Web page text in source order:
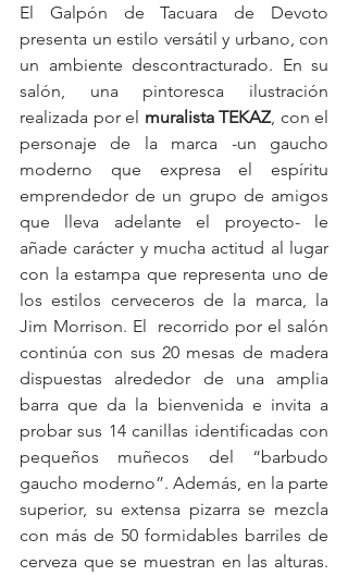
El Galpón de Tacuara de Devoto
presenta un estilo versátil y urbano, con
un ambiente descontracturado. En su
salón, una pintoresca ilustración
realizada por el muralista TEKAZ, con el
personaje de la marca -un gaucho
moderno que expresa el espíritu
emprendedor de un grupo de amigos
que lleva adelante el proyecto- le
añade carácter y mucha actitud al lugar
con la estampa que representa uno de
los estilos cerveceros de la marca, la
Jim Morrison. El  recorrido por el salón
continúa con sus 20 mesas de madera
dispuestas alrededor de una amplia
barra que da la bienvenida e invita a
probar sus 14 canillas identificadas con
pequeños muñecos del “barbudo
gaucho moderno”. Además, en la parte
superior, su extensa pizarra se mezcla
con más de 50 formidables barriles de
cerveza que se muestran en las alturas.